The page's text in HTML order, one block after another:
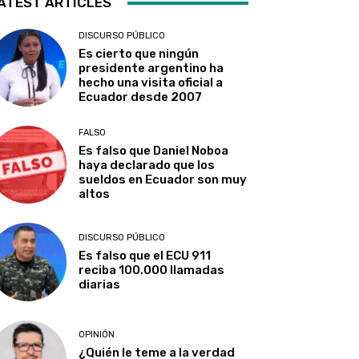
DISCURSO PÚBLICO
Es cierto que ningún
presidente argentino ha
hecho una visita oficial a
Ecuador desde 2007
FALSO
Es falso que Daniel Noboa
haya declarado que los
sueldos en Ecuador son muy
altos
DISCURSO PÚBLICO
Es falso que el ECU 911
reciba 100.000 llamadas
diarias
OPINIÓN
¿Quién le teme a la verdad